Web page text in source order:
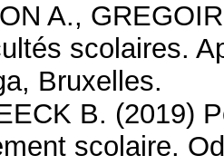
A.,
scolaires.
Bruxelles.
B. (2019)
scolaire.